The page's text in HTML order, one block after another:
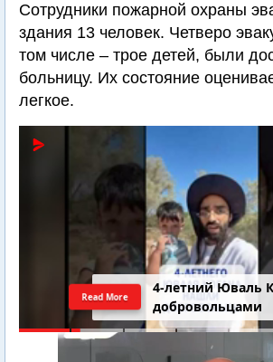
Сотрудники пожарной охраны
здания 13 человек. Четверо
том числе – трое детей, были
больницу. Их состояние
легкое.
4-летний Юваль
добровольцами
Read More